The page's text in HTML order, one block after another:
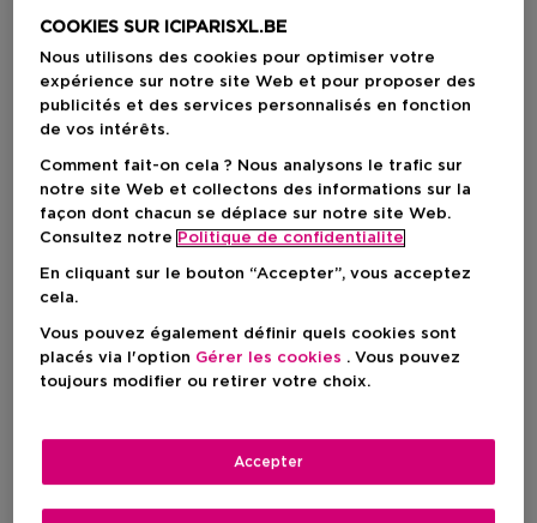
Choisissez votre format
250 ML En stock
250 ML
34,00 €
COOKIES SUR ICIPARISXL.BE
Nous utilisons des cookies pour optimiser votre
expérience sur notre site Web et pour proposer des
publicités et des services personnalisés en fonction
de vos intérêts.
Comment fait-on cela ? Nous analysons le trafic sur
notre site Web et collectons des informations sur la
façon dont chacun se déplace sur notre site Web.
Consultez notre Politique de confidentialite
En cliquant sur le bouton “Accepter”, vous acceptez
cela.
Vous pouvez également définir quels cookies sont
placés via l'option Gérer les cookies . Vous pouvez
toujours modifier ou retirer votre choix.
Accepter